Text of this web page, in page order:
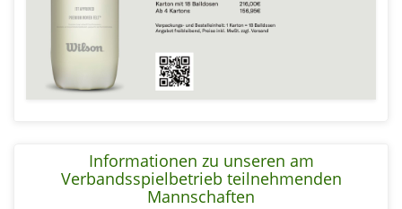
Informationen zu unseren am
Verbandsspielbetrieb teilnehmenden
Mannschaften